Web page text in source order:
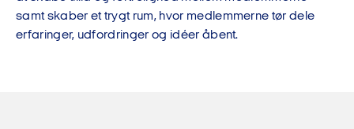
samt skaber et trygt rum, hvor medlemmerne tør dele
erfaringer, udfordringer og idéer åbent.